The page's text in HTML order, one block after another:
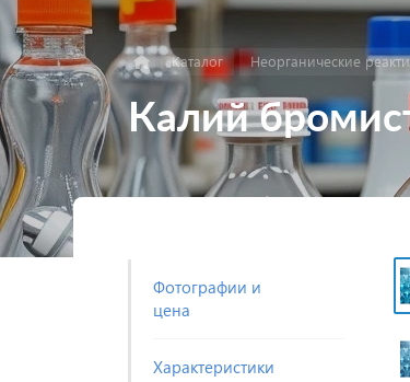
Каталог Неорганические
Калий
Фотографии и
цена
Характеристики